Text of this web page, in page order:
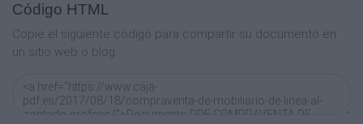
consumidor deberá acudir al domicilio de El
proveedor presentando por escrito el concepto
de la
reclamación. El proveedor deberá dar
cumplimiento a la garantía dentro de los 5 días
naturales
siguientes., sin costo alguno para El consumidor.
Código HTML
Copie el siguiente código para compartir su documento en
un sitio web o blog: